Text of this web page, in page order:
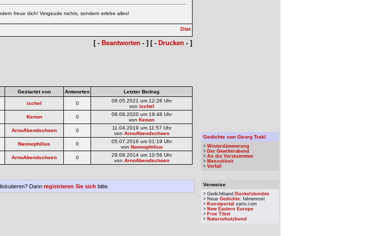
freue dich! Vergeude nichts, sondern erlebe alles!
[ - Beantworten - ] [ - Drucken - ]
Gestartet von Antworten Letzter Beitrag
ixchel 0
08.05.2021 um 12:28 Uhr
von ixchel
Kenon 0
08.08.2020 um 19:48 Uhr
von Kenon
ArnoAbendschoen 0
11.04.2019 um 11:57 Uhr
von ArnoAbendschoen
Nannophilius 0
05.07.2016 um 01:19 Uhr
von Nannophilius
ArnoAbendschoen 0
29.08.2014 um 10:56 Uhr
von ArnoAbendschoen
Dann registrieren Sie sich bitte.
Gedichte von Georg Trakl
> Winterdämmerung
> Der Gewitterabend
> An die Verstummten
> Menschheit
> Verfall
Verweise
> Gedichtband Dunkelstunden
> Neue Gedichte: fahnenrost
> Kunstportal xarto.com
> New Eastern Europe
> Free Tibet
> Naturschutzbund